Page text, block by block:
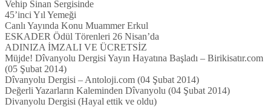
Vehip Sinan Sergisinde
45’inci Yıl Yemeği
Canlı Yayında Konu Muammer Erkul
ESKADER Ödül Törenleri 26 Nisan’da
ADINIZA İMZALI VE ÜCRETSİZ
Müjde! Dîvanyolu Dergisi Yayın Hayatına Başladı – Birikisatır.com
(05 Şubat 2014)
Dîvanyolu Dergisi – Antoloji.com (04 Şubat 2014)
Değerli Yazarların Kaleminden Dîvanyolu (04 Şubat 2014)
Divanyolu Dergisi (Hayal ettik ve oldu)